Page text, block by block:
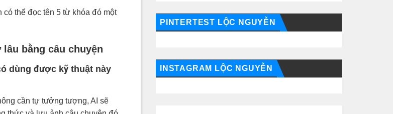
có thể đọc tên 5 từ khóa đó một
lâu bằng câu chuyện
dùng được kỹ thuật này
cần tự tưởng tượng, AI sẽ
PINTERTEST LỘC NGUYỄN
INSTAGRAM LỘC NGUYỄN